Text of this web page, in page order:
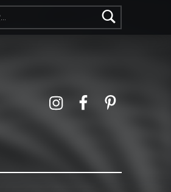
Instagram
FacebookPinterest